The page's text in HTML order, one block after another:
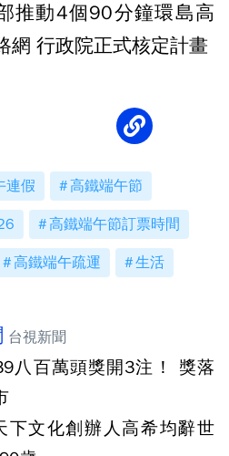
推動4個90分鐘環島高
網 行政院正式核定計畫
連假 高鐵端午節
高鐵端午節訂票時間
高鐵端午疏運 生活
台視新聞
八百萬頭獎開3注！ 獎落
下文化創辦人高希均辭世